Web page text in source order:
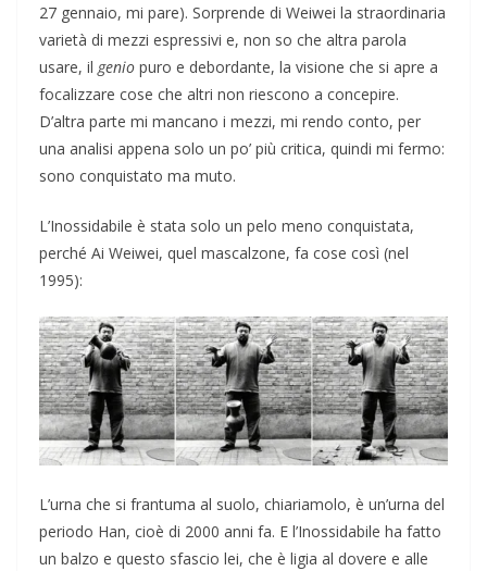
27 gennaio, mi pare). Sorprende di Weiwei la straordinaria
varietà di mezzi espressivi e, non so che altra parola
usare, il genio puro e debordante, la visione che si apre a
focalizzare cose che altri non riescono a concepire.
D’altra parte mi mancano i mezzi, mi rendo conto, per
una analisi appena solo un po’ più critica, quindi mi fermo:
sono conquistato ma muto.
L’Inossidabile è stata solo un pelo meno conquistata,
perché Ai Weiwei, quel mascalzone, fa cose così (nel
1995):
L’urna che si frantuma al suolo, chiariamolo, è un’urna del
periodo Han, cioè di 2000 anni fa. E l’Inossidabile ha fatto
un balzo e questo sfascio lei, che è ligia al dovere e alle